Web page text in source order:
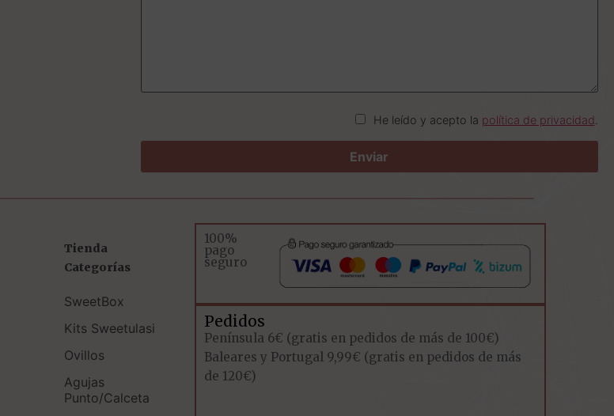
He leído y acepto la política de privacidad
Tienda
Categorías
SweetBox
Kits Sweetulasi
Ovillos
Agujas
Punto/Calceta
100%
pago
seguro
Pedidos
Península 6€ (gratis en pedidos de más de 100€)
Baleares y Portugal 9,99€ (gratis en pedidos de más
de 120€)